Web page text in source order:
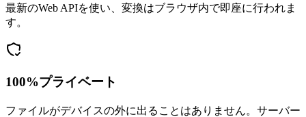
最新のWeb APIを使い、変換はブラウザ内で即座に行われま
す。
100%プライベート
ファイルがデバイスの外に出ることはありません。サーバー